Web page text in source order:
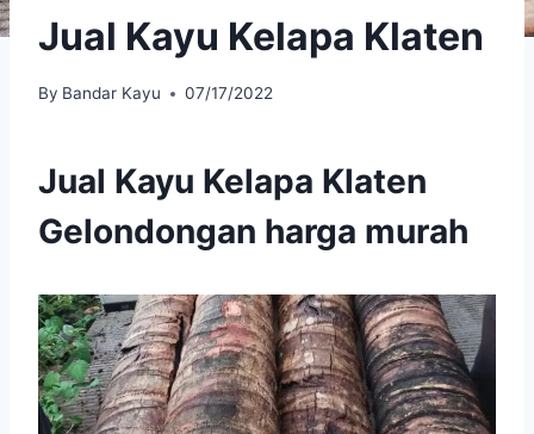
Jual Kayu Kelapa Klaten
By Bandar Kayu 07/17/2022
Jual Kayu Kelapa Klaten
Gelondongan harga murah